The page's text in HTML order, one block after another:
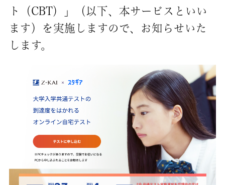
ト（CBT）」（以下、本サービスといい
ます）を実施しますので、お知らせいた
します。